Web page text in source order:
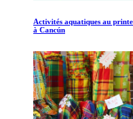
Activités aquatiques au
à Cancún